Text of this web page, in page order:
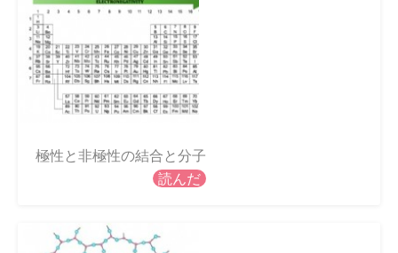
極性と非極性の結合と分子
読んだ